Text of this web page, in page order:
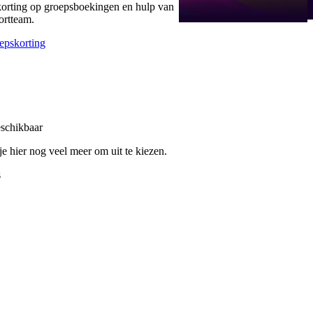
op groepsboekingen en hulp van
hier nog veel meer om uit te kiezen.